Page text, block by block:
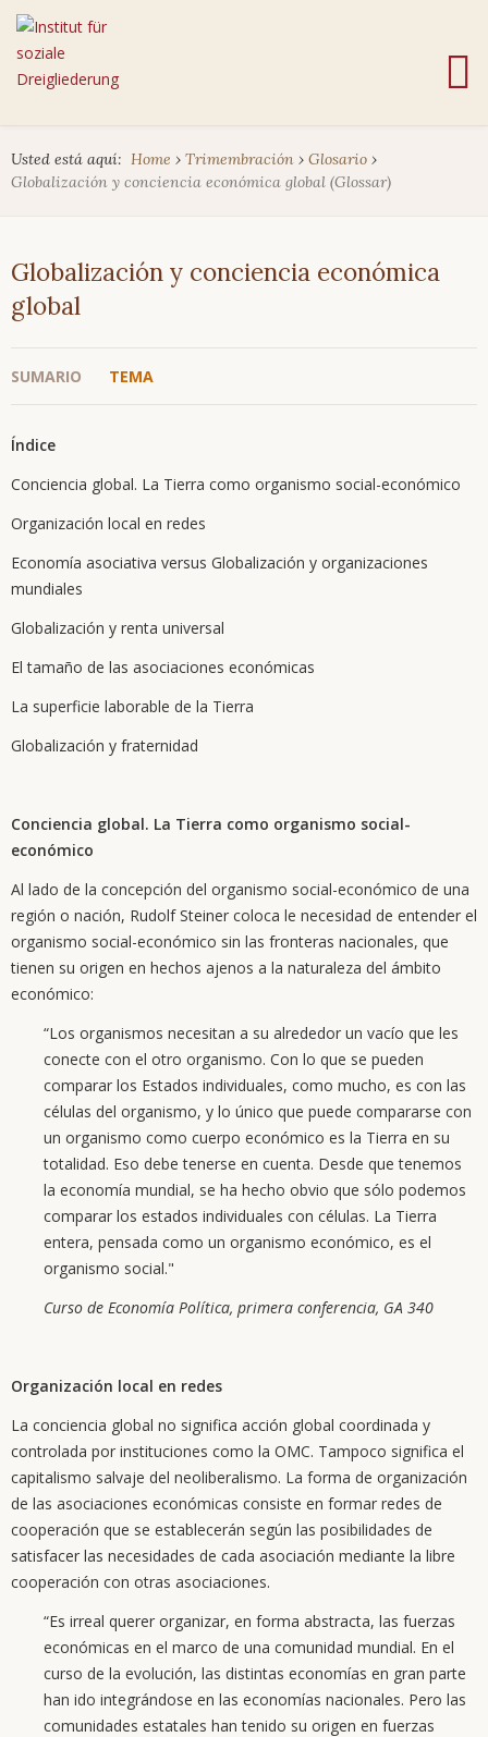
Usted está aquí: Home › Trimembración › Glosario ›
Globalización y conciencia económica global (Glossar)
Globalización y conciencia económica
global
SUMARIO TEMA
Índice
Conciencia global. La Tierra como organismo social-económico
Organización local en redes
Economía asociativa versus Globalización y organizaciones
mundiales
Globalización y renta universal
El tamaño de las asociaciones económicas
La superficie laborable de la Tierra
Globalización y fraternidad
Conciencia global. La Tierra como organismo social-
económico
Al lado de la concepción del organismo social-económico de una
región o nación, Rudolf Steiner coloca le necesidad de entender el
organismo social-económico sin las fronteras nacionales, que
tienen su origen en hechos ajenos a la naturaleza del ámbito
económico:
“Los organismos necesitan a su alrededor un vacío que les
conecte con el otro organismo. Con lo que se pueden
comparar los Estados individuales, como mucho, es con las
células del organismo, y lo único que puede compararse con
un organismo como cuerpo económico es la Tierra en su
totalidad. Eso debe tenerse en cuenta. Desde que tenemos
la economía mundial, se ha hecho obvio que sólo podemos
comparar los estados individuales con células. La Tierra
entera, pensada como un organismo económico, es el
organismo social."
Curso de Economía Política, primera conferencia, GA 340
Organización local en redes
La conciencia global no significa acción global coordinada y
controlada por instituciones como la OMC. Tampoco significa el
capitalismo salvaje del neoliberalismo. La forma de organización
de las asociaciones económicas consiste en formar redes de
cooperación que se establecerán según las posibilidades de
satisfacer las necesidades de cada asociación mediante la libre
cooperación con otras asociaciones.
“Es irreal querer organizar, en forma abstracta, las fuerzas
económicas en el marco de una comunidad mundial. En el
curso de la evolución, las distintas economías en gran parte
han ido integrándose en las economías nacionales. Pero las
comunidades estatales han tenido su origen en fuerzas